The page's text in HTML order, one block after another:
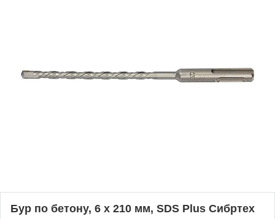
Бур по бетону, 6 x 210 мм, SDS Plus Сибртех